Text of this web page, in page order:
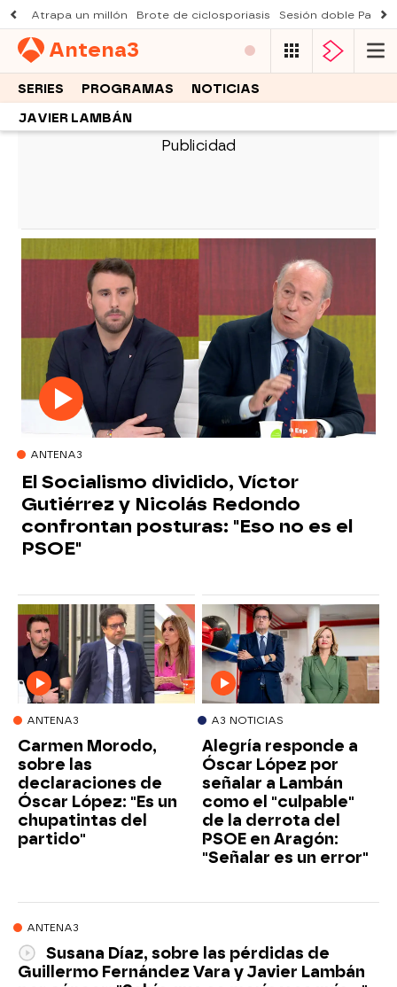
Atrapa un millón Brote de ciclosporiasis Sesión doble
Antena3
SERIES PROGRAMAS NOTICIAS
JAVIER LAMBÁN
ANTENA3
El Socialismo dividido, Víctor
Gutiérrez y Nicolás Redondo
confrontan posturas: "Eso no es el
PSOE"
ANTENA3
Carmen Morodo,
sobre las
declaraciones de
Óscar López: "Es un
chupatintas del
partido"
A3 NOTICIAS
Alegría responde a
Óscar López por
señalar a Lambán
como el "culpable"
de la derrota del
PSOE en Aragón:
"Señalar es un error"
ANTENA3
Susana Díaz, sobre las pérdidas de
Guillermo Fernández Vara y Javier Lambán